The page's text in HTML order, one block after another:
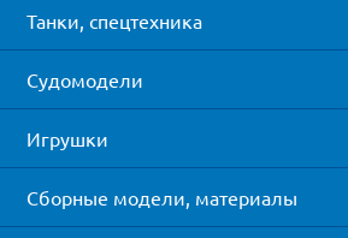
Танки, спецтехника
Судомодели
Игрушки
Сборные модели, материалы